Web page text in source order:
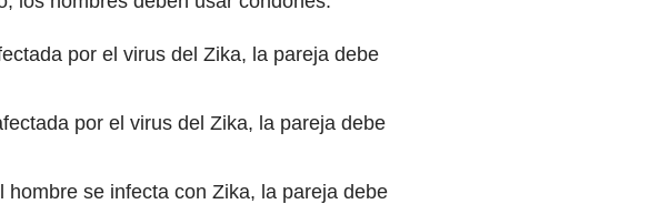
por el virus del Zika, la pareja debe
por el virus del Zika, la pareja debe
se infecta con Zika, la pareja debe